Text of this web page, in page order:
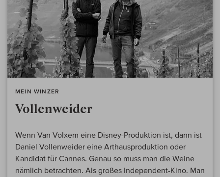
MEIN WINZER
Vollenweider
Wenn Van Volxem eine Disney-Produktion ist, dann ist
Daniel Vollenweider eine Arthausproduktion oder
Kandidat für Cannes. Genau so muss man die Weine
nämlich betrachten. Als großes Independent-Kino. Man